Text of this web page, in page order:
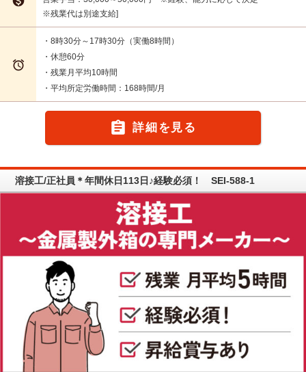
※残業代は別途支給

・8時30分～17時30分（実働8時間）
・休憩60分
・残業月平均10時間
・平均所定労働時間：168時間/月
 詳細を見る
溶接工/正社員＊年間休日113日♪経験必須！ SEI-588-1